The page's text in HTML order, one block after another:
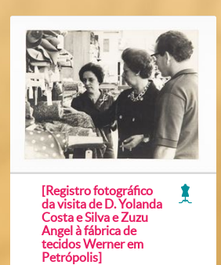
[Registro fotográfico
da visita de D. Yolanda
Costa e Silva e Zuzu
Angel à fábrica de
tecidos Werner em
Petrópolis]